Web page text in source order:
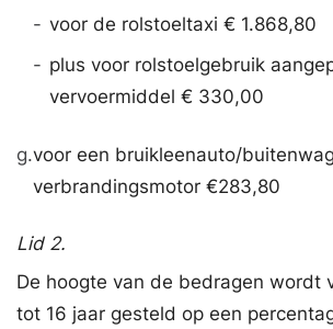
- voor de rolstoeltaxi € 1.868,80
- plus voor rolstoelgebruik
vervoermiddel € 330,00
g.voor een bruikleenauto/
verbrandingsmotor €283,80
Lid 2.
De hoogte van de bedragen wordt
tot 16 jaar gesteld op een